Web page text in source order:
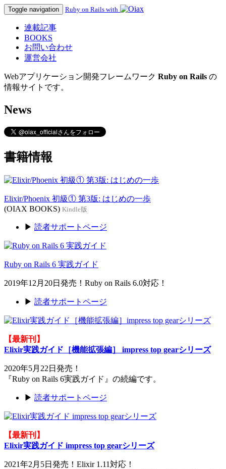
Toggle navigation Ruby on Rails with
連載記事
BOOKS
お問い合わせ
運営会社
Webアプリケーション開発フレームワーク Ruby on Rails の
情報サイトです。
News
書籍情報
Elixir/Phoenix 初級① 第3版: はじめの一歩
(OIAX BOOKS) Kindle版
▶ 読者サポートページ
Ruby on Rails 6 実践ガイド
2019年12月20日発売！Ruby on Rails 6.0対応！
▶ 読者サポートページ
【最新刊】
Elixir実践ガイド［機能拡張編］ impress top gearシリーズ
2020年5月22日発売！
『Ruby on Rails 6実践ガイド』の続編です。
▶ 読者サポートページ
【最新刊】
Elixir実践ガイド impress top gearシリーズ
2021年2月5日発売！Elixir 1.11対応！